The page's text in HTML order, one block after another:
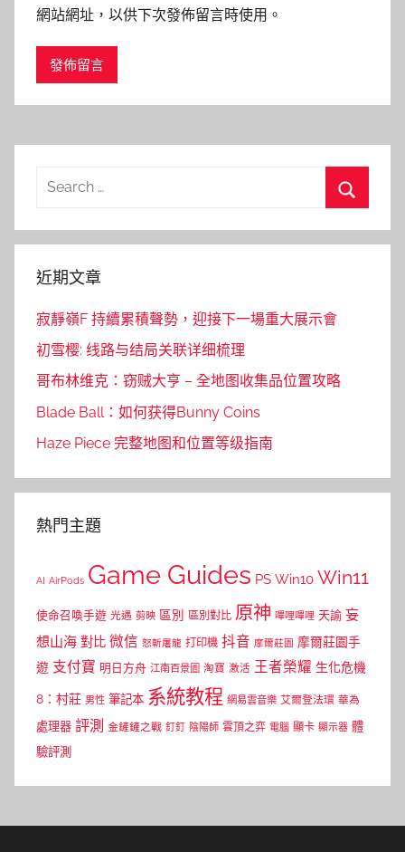
網站網址，以供下次發佈留言時使用。
Search
近期文章
寂靜嶺F 持續累積聲勢，迎接下一場重大展示會
初雪樱: 线路与结局关联详细梳理
哥布林维克：窃贼大亨 – 全地图收集品位置攻略
Blade Ball：如何获得Bunny Coins
Haze Piece 完整地图和位置等级指南
熱門主題
AI AirPods Game Guides PS Win10 Win11
使命召喚手遊 光遇 剪映 區別 區別對比 原神 嗶哩嗶哩 天諭 妄
想山海 對比 微信 怒斬屠龍 打印機 抖音 摩爾莊園 摩爾莊園手
遊 支付寶 明日方舟 江南百景圖 淘寶 激活 王者榮耀 生化危機
8：村莊 男性 筆記本 系統教程 網易雲音樂 艾爾登法環 華為
處理器 評測 金鏟鏟之戰 釘釘 陰陽師 雲頂之弈 電腦 顯卡 顯示器 體
驗評測